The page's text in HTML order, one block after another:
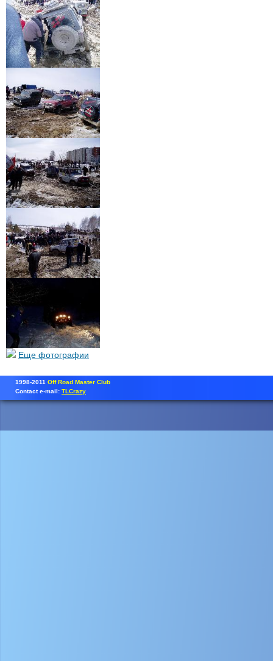
Еще фотографии
1998-2011 Off Road Master Club
Contact e-mail: TLCrazy